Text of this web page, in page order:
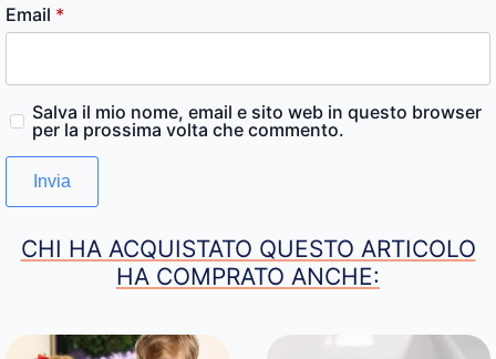
Email *
Salva il mio nome, email e sito web in questo browser
per la prossima volta che commento.
CHI HA ACQUISTATO QUESTO ARTICOLO
HA COMPRATO ANCHE: